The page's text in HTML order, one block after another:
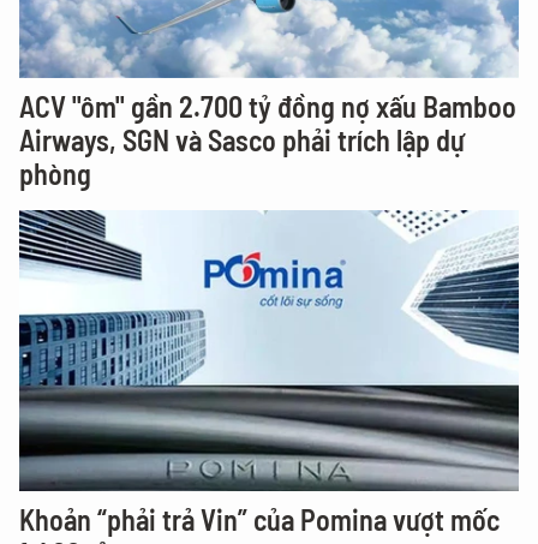
ACV "ôm" gần 2.700 tỷ đồng nợ xấu Bamboo
Airways, SGN và Sasco phải trích lập dự
phòng
Khoản “phải trả Vin” của Pomina vượt mốc